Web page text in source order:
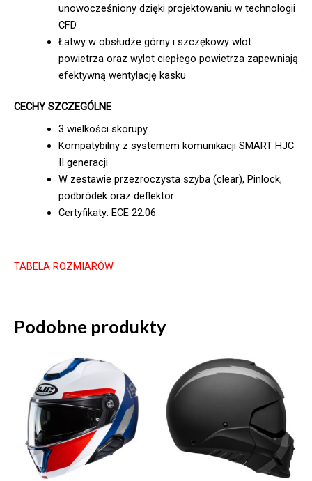
unowocześniony dzięki projektowaniu w technologii
CFD
Łatwy w obsłudze górny i szczękowy wlot
powietrza oraz wylot ciepłego powietrza zapewniają
efektywną wentylację kasku
CECHY SZCZEGÓLNE
3 wielkości skorupy
Kompatybilny z systemem komunikacji SMART HJC
II generacji
W zestawie przezroczysta szyba (clear), Pinlock,
podbródek oraz deflektor
Certyfikaty: ECE 22.06
TABELA ROZMIARÓW
Podobne produkty